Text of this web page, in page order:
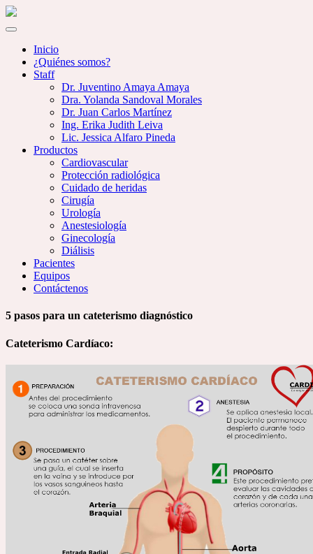
Inicio
¿Quiénes somos?
Staff
Dr. Juventino Amaya Amaya
Dra. Yolanda Sandoval Morales
Dr. Juan Carlos Martínez
Ing. Erika Judith Leiva
Lic. Jessica Alfaro Pineda
Productos
Cardiovascular
Protección radiológica
Cuidado de heridas
Cirugía
Urología
Anestesiología
Ginecología
Diálisis
Pacientes
Equipos
Contáctenos
5 pasos para un cateterismo diagnóstico
Cateterismo Cardíaco: